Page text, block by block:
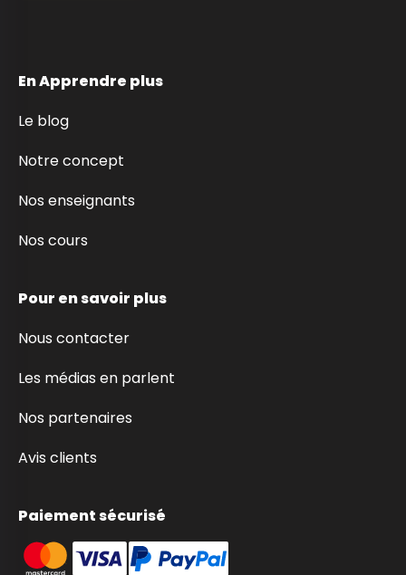
En Apprendre plus
Le blog
Notre concept
Nos enseignants
Nos cours
Pour en savoir plus
Nous contacter
Les médias en parlent
Nos partenaires
Avis clients
Paiement sécurisé